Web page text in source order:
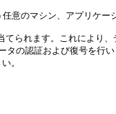
のマシン、アプリケー
てられます。これによ
の認証および復号を
。